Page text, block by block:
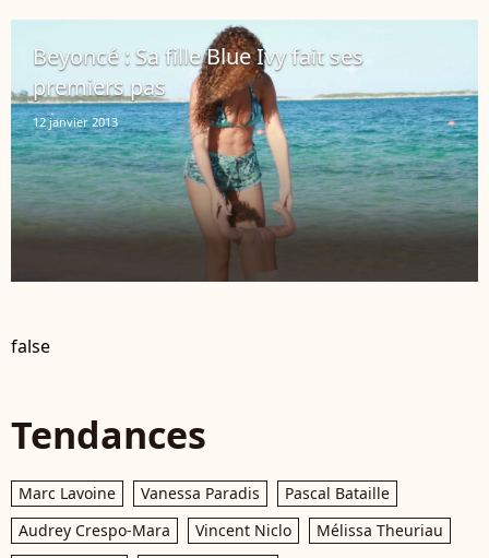
Beyoncé : Sa fille Blue Ivy fait ses
premiers pas
12 janvier 2013
false
Tendances
Marc Lavoine Vanessa Paradis
Pascal Bataille
Audrey Crespo-Mara
Vincent Niclo
Mélissa Theuriau